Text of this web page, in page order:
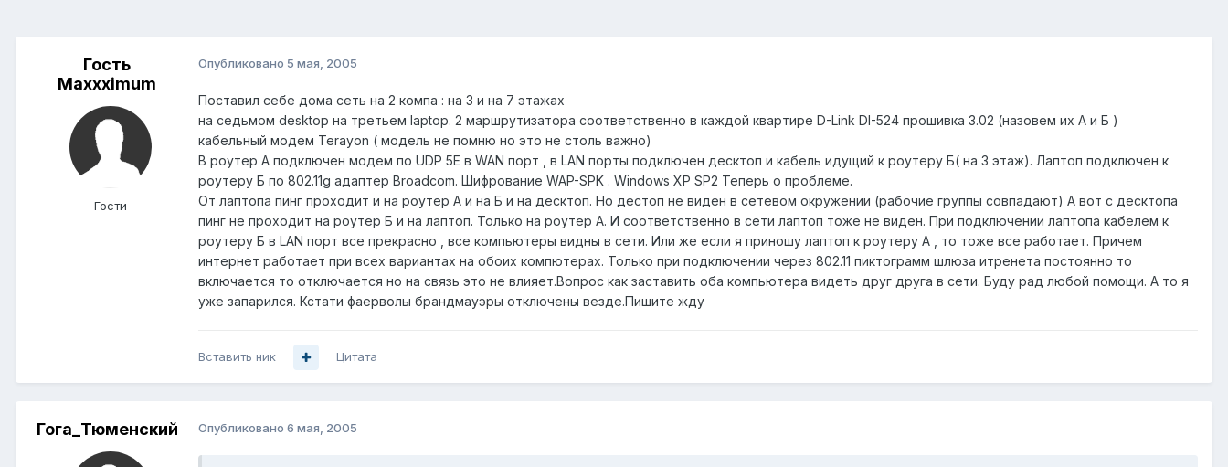
Гость
Maxxximum
Гости
Опубликовано 5 мая, 2005
Поставил себе дома сеть на 2 компа : на 3 и на 7 этажах
на седьмом desktop на третьем laptop. 2 маршрутизатора соответственно в каждой квартире D-Link DI-524 прошивка 3.02 (назовем их А и Б )
кабельный модем Terayon ( модель не помню но это не столь важно)
В роутер А подключен модем по UDP 5E в WAN порт , в LAN порты подключен десктоп и кабель идущий к роутеру Б( на 3 этаж). Лаптоп подключен к
роутеру Б по 802.11g адаптер Broadcom. Шифрование WAP-SPK . Windows XP SP2 Теперь о проблеме.
От лаптопа пинг проходит и на роутер А и на Б и на десктоп. Но дестоп не виден в сетевом окружении (рабочие группы совпадают) А вот с десктопа
пинг не проходит на роутер Б и на лаптоп. Только на роутер А. И соответственно в сети лаптоп тоже не виден. При подключении лаптопа кабелем к
роутеру Б в LAN порт все прекрасно , все компьютеры видны в сети. Или же если я приношу лаптоп к роутеру А , то тоже все работает. Причем
интернет работает при всех вариантах на обоих компютерах. Только при подключении через 802.11 пиктограмм шлюза итренета постоянно то
включается то отключается но на связь это не влияет.Вопрос как заставить оба компьютера видеть друг друга в сети. Буду рад любой помощи. А то я
уже запарился. Кстати фаерволы брандмауэры отключены везде.Пишите жду
Вставить ник Цитата
Гога_Тюменский Опубликовано 6 мая, 2005